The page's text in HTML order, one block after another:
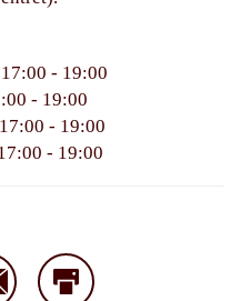
- 19:00
- 19:00
- 19:00
- 19:00